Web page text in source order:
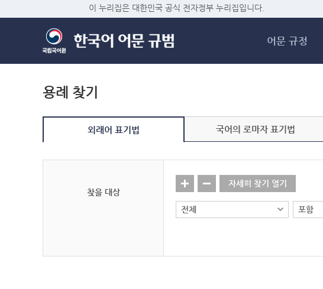
이 누리집은 대한민국 공식 전자정부 누리집입니다.
어문 규정
용례 찾기
외래어 표기법 국어의 로마자 표기법
찾을 대상
자세히 찾기 열기